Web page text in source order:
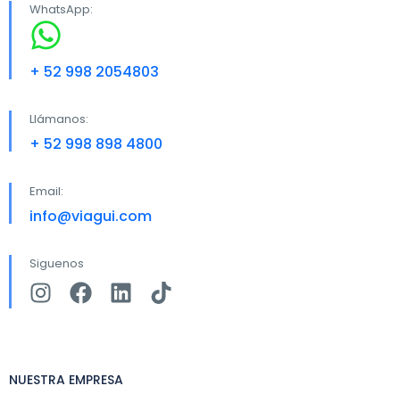
WhatsApp:
+ 52 998 2054803
Llámanos:
+ 52 998 898 4800
Email:
info@viagui.com
Siguenos
NUESTRA EMPRESA